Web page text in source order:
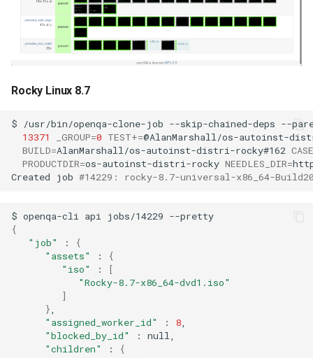
Rocky Linux 8.7
$ /usr/bin/openqa-clone-job --skip-chained-deps --
13371
_GROUP=0 TEST+=@AlanMarshall/os-autoinst-
BUILD=AlanMarshall/os-autoinst-distri-rocky#162
PRODUCTDIR=os-autoinst-distri-rocky NEEDLES_DIR=
Created
job #14229: rocky-8.7-universal-x86_64-
$ openqa-cli api jobs/14229
{
"job"
:
{
"assets"
:
{
"iso"
:
[
"Rocky-8.7-x86_64-dvd1.iso"
]
}
"assigned_worker_id"
: 8
"blocked_by_id"
:
"children"
:
{